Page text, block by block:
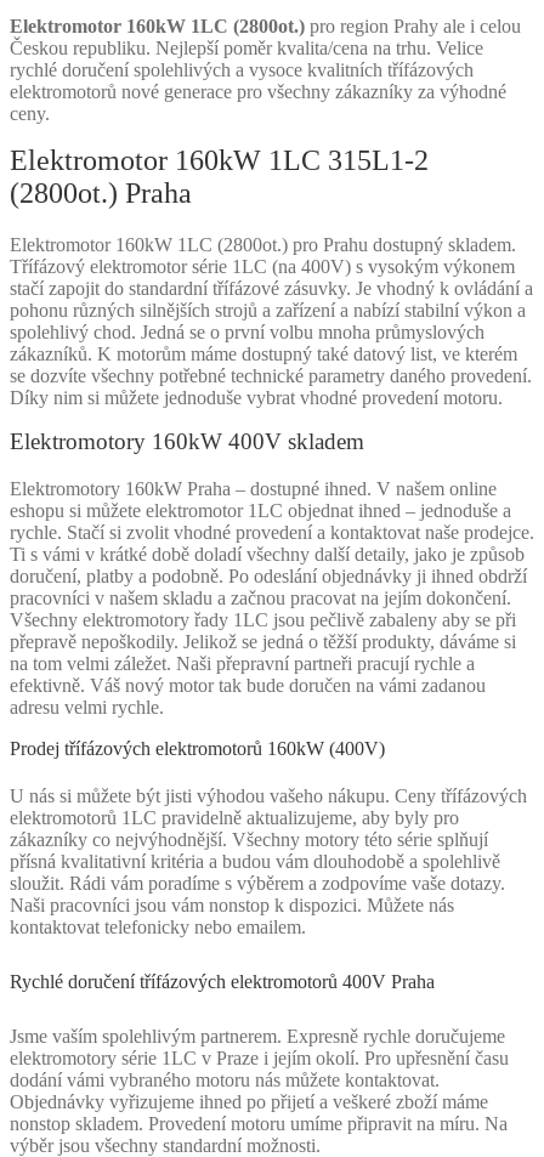
Elektromotor 160kW 1LC (2800ot.) pro region Prahy ale i celou
Českou republiku. Nejlepší poměr kvalita/cena na trhu. Velice
rychlé doručení spolehlivých a vysoce kvalitních třífázových
elektromotorů nové generace pro všechny zákazníky za výhodné
ceny.
Elektromotor 160kW 1LC 315L1-2
(2800ot.) Praha
Elektromotor 160kW 1LC (2800ot.) pro Prahu dostupný skladem.
Třífázový elektromotor série 1LC (na 400V) s vysokým výkonem
stačí zapojit do standardní třífázové zásuvky. Je vhodný k ovládání a
pohonu různých silnějších strojů a zařízení a nabízí stabilní výkon a
spolehlivý chod. Jedná se o první volbu mnoha průmyslových
zákazníků. K motorům máme dostupný také datový list, ve kterém
se dozvíte všechny potřebné technické parametry daného provedení.
Díky nim si můžete jednoduše vybrat vhodné provedení motoru.
Elektromotory 160kW 400V skladem
Elektromotory 160kW Praha – dostupné ihned. V našem online
eshopu si můžete elektromotor 1LC objednat ihned – jednoduše a
rychle. Stačí si zvolit vhodné provedení a kontaktovat naše prodejce.
Ti s vámi v krátké době doladí všechny další detaily, jako je způsob
doručení, platby a podobně. Po odeslání objednávky ji ihned obdrží
pracovníci v našem skladu a začnou pracovat na jejím dokončení.
Všechny elektromotory řady 1LC jsou pečlivě zabaleny aby se při
přepravě nepoškodily. Jelikož se jedná o těžší produkty, dáváme si
na tom velmi záležet. Naši přepravní partneři pracují rychle a
efektivně. Váš nový motor tak bude doručen na vámi zadanou
adresu velmi rychle.
Prodej třífázových elektromotorů 160kW (400V)
U nás si můžete být jisti výhodou vašeho nákupu. Ceny třífázových
elektromotorů 1LC pravidelně aktualizujeme, aby byly pro
zákazníky co nejvýhodnější. Všechny motory této série splňují
přísná kvalitativní kritéria a budou vám dlouhodobě a spolehlivě
sloužit. Rádi vám poradíme s výběrem a zodpovíme vaše dotazy.
Naši pracovníci jsou vám nonstop k dispozici. Můžete nás
kontaktovat telefonicky nebo emailem.
Rychlé doručení třífázových elektromotorů 400V Praha
Jsme vaším spolehlivým partnerem. Expresně rychle doručujeme
elektromotory série 1LC v Praze i jejím okolí. Pro upřesnění času
dodání vámi vybraného motoru nás můžete kontaktovat.
Objednávky vyřizujeme ihned po přijetí a veškeré zboží máme
nonstop skladem. Provedení motoru umíme připravit na míru. Na
výběr jsou všechny standardní možnosti.